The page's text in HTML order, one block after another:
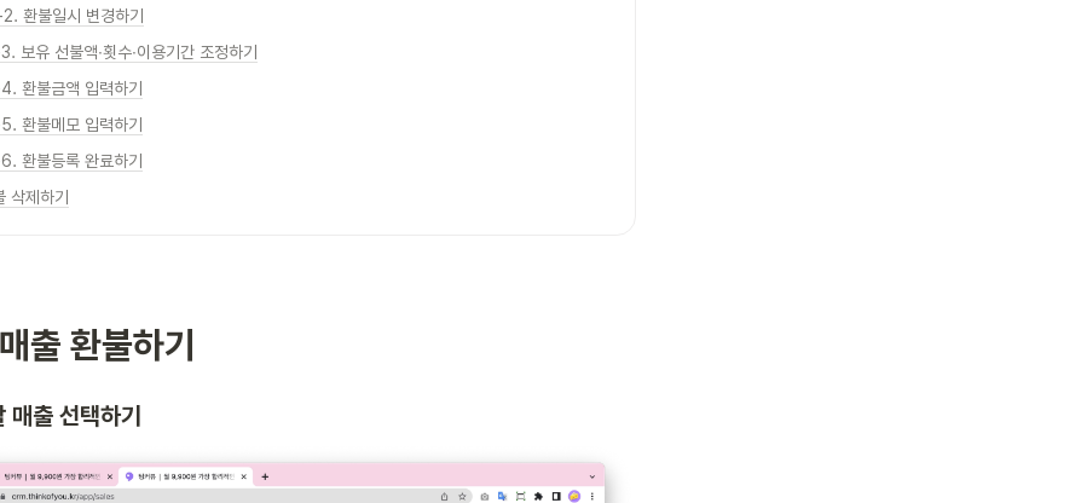
환불일시 변경하기
보유 선불액∙횟수∙이용기간 조정하기
환불금액 입력하기
환불메모 입력하기
환불등록 완료하기
삭제하기
출 환불하기
매출 선택하기